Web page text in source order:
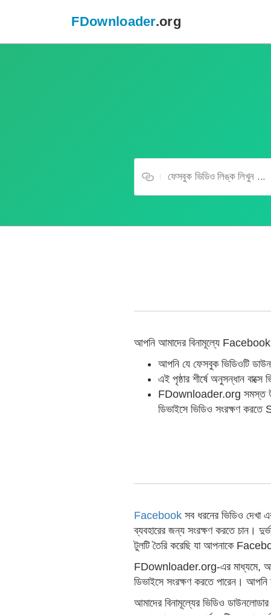
FDownloader.org
আপনি আমাদের বিনামূল্যে
আপনি যে ফেসবুক ভিডিওটি
এই পৃষ্ঠার শীর্ষে অনুসন্ধান
FDownloader.org সমস্ত
ডিভাইসে ভিডিও সংরক্ষণ
Facebook সব ধরনের ভিডিও দেখা
ব্যবহারের জন্য সংরক্ষণ করতে চান।
টুলটি তৈরি করেছি যা আপনাকে
FDownloader.org-এর মাধ্যমে,
ডিভাইসে সংরক্ষণ করতে পারেন। আপনি
আমাদের বিনামূল্যের ভিডিও